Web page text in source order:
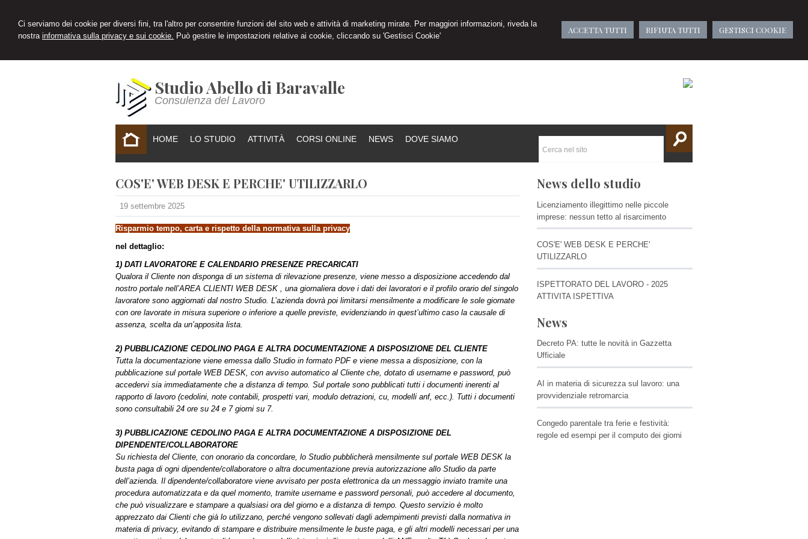
Ci serviamo dei cookie per diversi fini, tra l'altro per consentire funzioni del sito web e attività di marketing mirate. Per maggiori informazioni, riveda la
nostra informativa sulla privacy e sui cookie. Può gestire le impostazioni relative ai cookie, cliccando su 'Gestisci Cookie'
ACCETTA TUTTI RIFIUTA TUTTI GESTISCI COOKIE
Studio Abello di Baravalle
Consulenza del Lavoro
HOME LO STUDIO ATTIVITÀ CORSI ONLINE NEWS DOVE SIAMO
COS'E' WEB DESK E PERCHE' UTILIZZARLO
19 settembre 2025
Risparmio tempo, carta e rispetto della normativa sulla privacy
nel dettaglio:
1) DATI LAVORATORE E CALENDARIO PRESENZE PRECARICATI
Qualora il Cliente non disponga di un sistema di rilevazione presenze, viene messo a disposizione accedendo dal
nostro portale nell’AREA CLIENTI WEB DESK , una giornaliera dove i dati dei lavoratori e il profilo orario del singolo
lavoratore sono aggiornati dal nostro Studio. L’azienda dovrà poi limitarsi mensilmente a modificare le sole giornate
con ore lavorate in misura superiore o inferiore a quelle previste, evidenziando in quest’ultimo caso la causale di
assenza, scelta da un’apposita lista.
2) PUBBLICAZIONE CEDOLINO PAGA E ALTRA DOCUMENTAZIONE A DISPOSIZIONE DEL CLIENTE
Tutta la documentazione viene emessa dallo Studio in formato PDF e viene messa a disposizione, con la
pubblicazione sul portale WEB DESK, con avviso automatico al Cliente che, dotato di username e password, può
accedervi sia immediatamente che a distanza di tempo. Sul portale sono pubblicati tutti i documenti inerenti al
rapporto di lavoro (cedolini, note contabili, prospetti vari, modulo detrazioni, cu, modelli anf, ecc.). Tutti i documenti
sono consultabili 24 ore su 24 e 7 giorni su 7.
3) PUBBLICAZIONE CEDOLINO PAGA E ALTRA DOCUMENTAZIONE A DISPOSIZIONE DEL
DIPENDENTE/COLLABORATORE
Su richiesta del Cliente, con onorario da concordare, lo Studio pubblicherà mensilmente sul portale WEB DESK la
busta paga di ogni dipendente/collaboratore o altra documentazione previa autorizzazione allo Studio da parte
dell’azienda. Il dipendente/collaboratore viene avvisato per posta elettronica da un messaggio inviato tramite una
procedura automatizzata e da quel momento, tramite username e password personali, può accedere al documento,
che può visualizzare e stampare a qualsiasi ora del giorno e a distanza di tempo. Questo servizio è molto
apprezzato dai Clienti che già lo utilizzano, perché vengono sollevati dagli adempimenti previsti dalla normativa in
materia di privacy, evitando di stampare e distribuire mensilmente le buste paga, e gli altri modelli necessari per una
News dello studio
Licenziamento illegittimo nelle piccole
imprese: nessun tetto al risarcimento
COS'E' WEB DESK E PERCHE'
UTILIZZARLO
ISPETTORATO DEL LAVORO - 2025
ATTIVITA ISPETTIVA
News
Decreto PA: tutte le novità in Gazzetta
Ufficiale
AI in materia di sicurezza sul lavoro: una
provvidenziale retromarcia
Congedo parentale tra ferie e festività:
regole ed esempi per il computo dei giorni